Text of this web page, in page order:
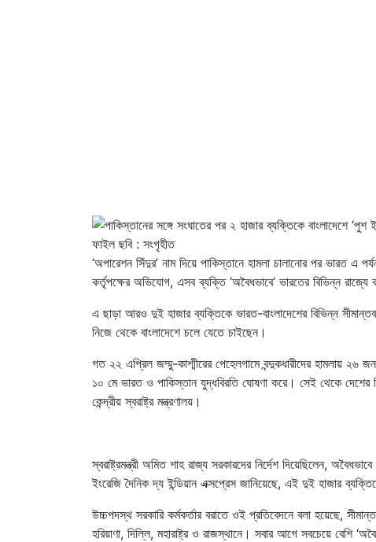
ফাইল ছবি : সংগৃহীত
‘অপারেশন সিঁদুর’ নাম দিয়ে পাকিস্তানে হামলা চালানোর পর ভারত এ
কর্তৃপক্ষের অভিযোগ, এসব ব্যক্তি ‘অবৈধভাবে’ ভারতের বিভিন্ন রাজ্যে
এ ছাড়া আরও দুই হাজার ব্যক্তিকে ভারত-বাংলাদেশের বিভিন্ন
নিজে থেকে বাংলাদেশে চলে যেতে চাইছেন।
গত ২২ এপ্রিল জম্মু-কাশ্মীরের পেহেলগামে বন্দুকধারীদের হামলায় ২৬
১০ মে ভারত ও পাকিস্তান যুদ্ধবিরতি ঘোষণা করে। সেই থেকে দেশের
কেন্দ্রীয় স্বরাষ্ট্র মন্ত্রণালয়।
স্বরাষ্ট্রমন্ত্রী অমিত শাহ রাজ্য সরকারদের নির্দেশ দিয়েছিলেন,
ইংরেজি দৈনিক দ্য ইন্ডিয়ান এক্সপ্রেস জানিয়েছে, এই দুই হাজার
উচ্চপদস্থ সরকারি কর্মকর্তার বরাতে ওই প্রতিবেদনে বলা হয়েছে,
হরিয়াণা, দিল্লি, মহারাষ্ট্র ও রাজস্থানে। সবার আগে সবচেয়ে বেশি